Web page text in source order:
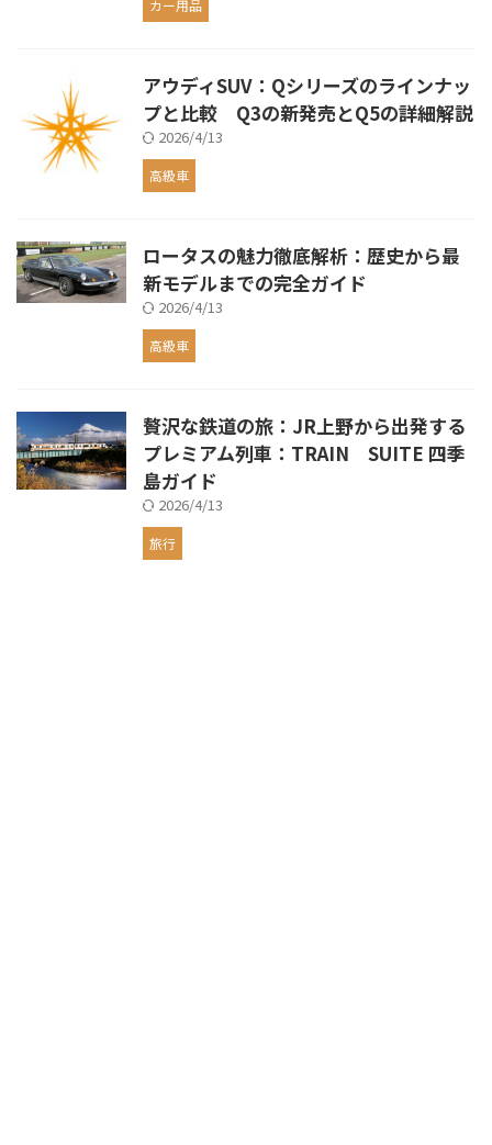
カー用品
アウディSUV：Qシリーズのラインナッ
プと比較 Q3の新発売とQ5の詳細解説
2026/4/13
高級車
ロータスの魅力徹底解析：歴史から最
新モデルまでの完全ガイド
2026/4/13
高級車
贅沢な鉄道の旅：JR上野から出発する
プレミアム列車：TRAIN SUITE 四季
島ガイド
2026/4/13
旅行